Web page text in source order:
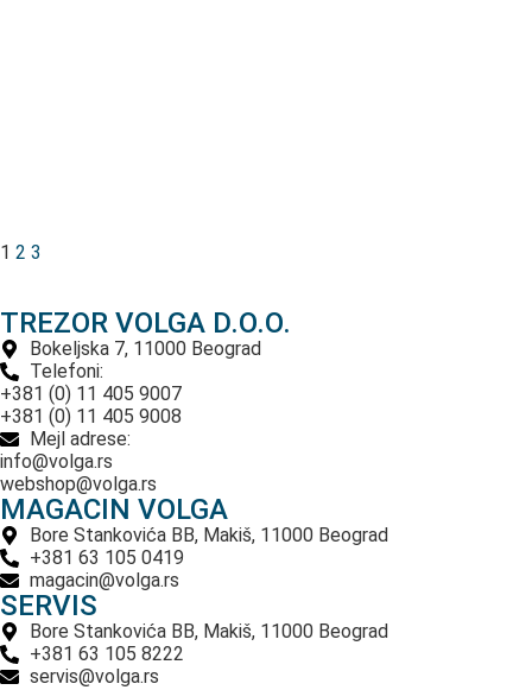
1 2 3
TREZOR VOLGA D.O.O.
Bokeljska 7, 11000 Beograd
Telefoni:
+381 (0) 11 405 9007
+381 (0) 11 405 9008
Mejl adrese:
info@volga.rs
webshop@volga.rs
MAGACIN VOLGA
Bore Stankovića BB, Makiš, 11000 Beograd
+381 63 105 0419
magacin@volga.rs
SERVIS
Bore Stankovića BB, Makiš, 11000 Beograd
+381 63 105 8222
servis@volga.rs